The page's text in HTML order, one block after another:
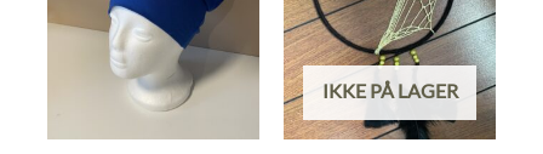
IKKE PÅ LAGER